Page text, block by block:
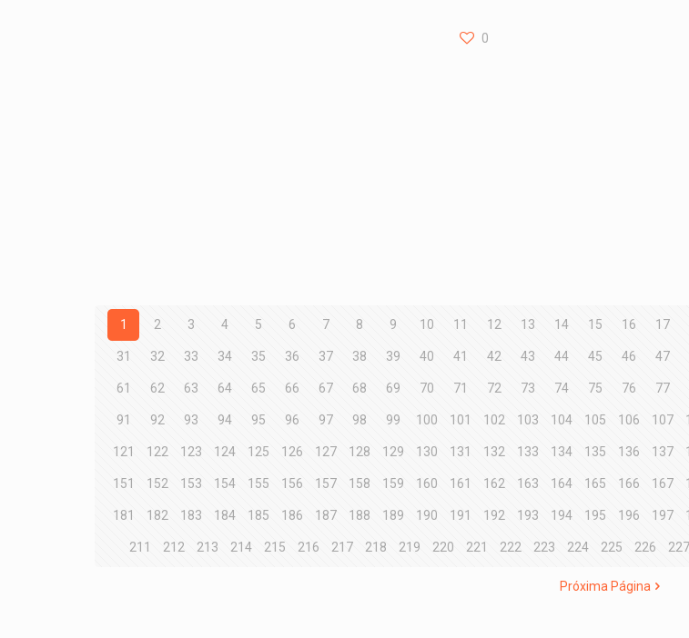
0
1 2 3 4 5 6 7 8 9 10 11 12 13 14 15 16 17
31 32 33 34 35 36 37 38 39 40 41 42 43 44 45 46 47
61 62 63 64 65 66 67 68 69 70 71 72 73 74 75 76 77
91 92 93 94 95 96 97 98 99 100 101 102 103 104 105 106 107
121 122 123 124 125 126 127 128 129 130 131 132 133 134 135 136 137
151 152 153 154 155 156 157 158 159 160 161 162 163 164 165 166 167
181 182 183 184 185 186 187 188 189 190 191 192 193 194 195 196 197
211 212 213 214 215 216 217 218 219 220 221 222 223 224 225 226 227
Próxima Página